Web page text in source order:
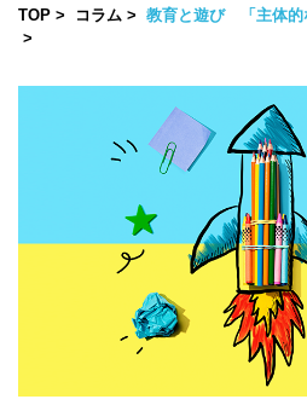
TOP コラム 教育と遊び 「主体的